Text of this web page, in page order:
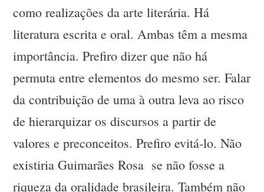
como realizações da arte literária. Há
literatura escrita e oral. Ambas têm a mesma
importância. Prefiro dizer que não há
permuta entre elementos do mesmo ser. Falar
da contribuição de uma à outra leva ao risco
de hierarquizar os discursos a partir de
valores e preconceitos. Prefiro evitá-lo. Não
existiria Guimarães Rosa se não fosse a
riqueza da oralidade brasileira. Também não